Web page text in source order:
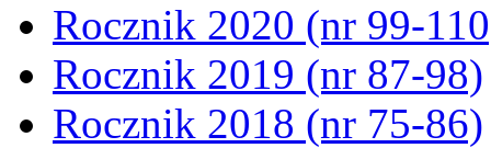
Rocznik 2020 (nr 99-
Rocznik 2019 (nr 87-98)
Rocznik 2018 (nr 75-86)